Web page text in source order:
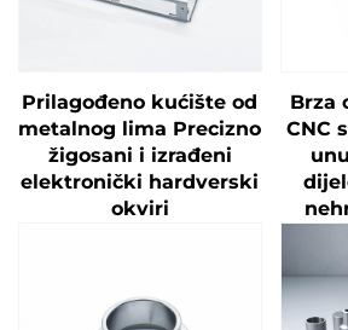
Prilagođeno kućište od
metalnog lima Precizno
žigosani i izrađeni
elektronički hardverski
okviri
Brza
CNC